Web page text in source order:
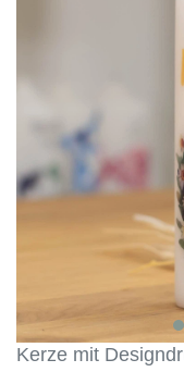
Kerze mit